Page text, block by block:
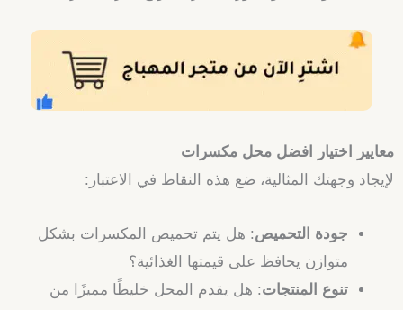
معايير اختيار افضل محل مكسرات
لإيجاد وجهتك المثالية، ضع هذه النقاط في الاعتبار:
جودة التحميص: هل يتم تحميص المكسرات بشكل
متوازن يحافظ على قيمتها الغذائية؟
تنوع المنتجات: هل يقدم المحل خليطًا مميزًا من